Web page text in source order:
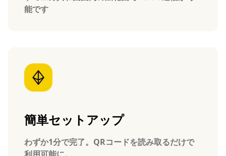
能です
簡単セットアップ
わずか1分で完了。QRコードを読み取るだけで